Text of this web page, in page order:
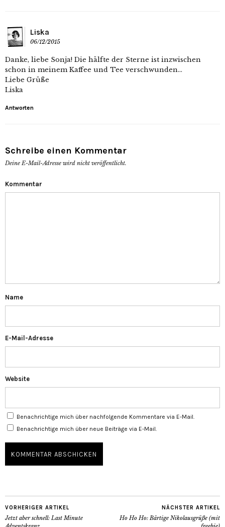
Liska
06/12/2015
Danke, liebe Sonja! Die hälfte der Sterne ist inzwischen
schon in meinem Kaffee und Tee verschwunden…
Liebe Grüße
Liska
Antworten
Schreibe einen Kommentar
Deine E-Mail-Adresse wird nicht veröffentlicht.
Kommentar
Name
E-Mail-Adresse
Website
Benachrichtige mich über nachfolgende Kommentare via E-Mail.
Benachrichtige mich über neue Beiträge via E-Mail.
VORHERIGER ARTIKEL
Jetzt aber schnell: Last Minute
NÄCHSTER ARTIKEL
Ho Ho Ho: Bärtige Nikolausgrüße (mit